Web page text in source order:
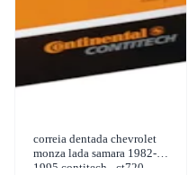
correia dentada chevrolet
monza lada samara 1982-
1995 contitech - ct720